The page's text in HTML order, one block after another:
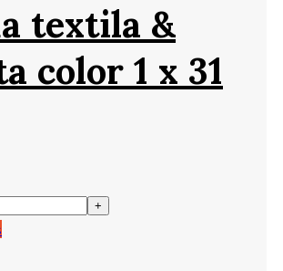
textila &
color 1 x 31